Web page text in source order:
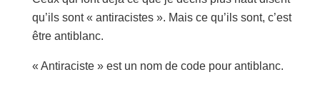
qu’ils sont « antiracistes ». Mais ce qu’ils sont, c’est
être antiblanc.
« Antiraciste » est un nom de code pour antiblanc.